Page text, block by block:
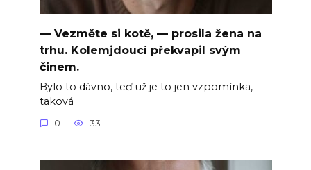
— Vezměte si kotě, — prosila žena na
trhu. Kolemjdoucí překvapil svým
činem.
Bylo to dávno, teď už je to jen vzpomínka,
taková
0 33